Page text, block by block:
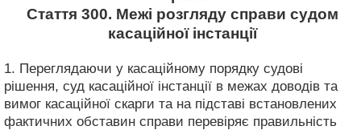
Стаття 300. Межі розгляду справи судом
касаційної інстанції
1. Переглядаючи у касаційному порядку судові
рішення, суд касаційної інстанції в межах доводів та
вимог касаційної скарги та на підставі встановлених
фактичних обставин справи перевіряє правильність